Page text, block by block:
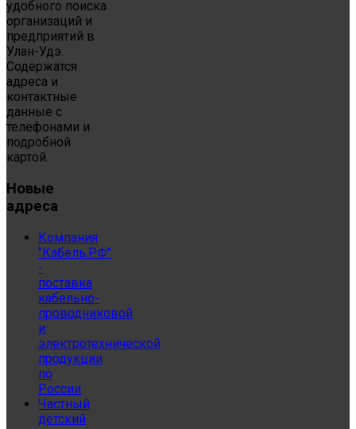
удобного поиска
организаций и
предприятий в
Улан-Удэ.
Содержатся
адреса и
контактные
данные с
телефонами и
подробной
картой.
Новые
адреса
Компания
"Кабель.РФ"
-
поставка
кабельно-
проводниковой
и
электротехнической
продукции
по
России
Частный
детский